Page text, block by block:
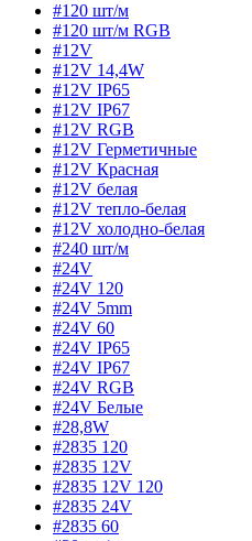
#120 шт/м
#120 шт/м RGB
#12V
#12V 14,4W
#12V IP65
#12V IP67
#12V RGB
#12V Герметичные
#12V Красная
#12V белая
#12V тепло-белая
#12V холодно-белая
#240 шт/м
#24V
#24V 120
#24V 5mm
#24V 60
#24V IP65
#24V IP67
#24V RGB
#24V Белые
#28,8W
#2835 120
#2835 12V
#2835 12V 120
#2835 24V
#2835 60